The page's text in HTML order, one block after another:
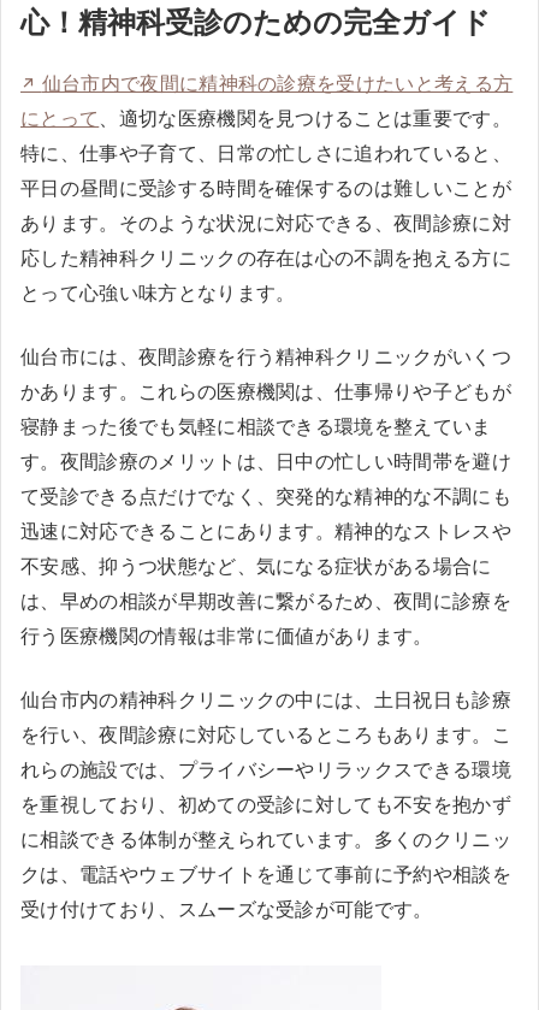
心！精神科受診のための完全ガイド
仙台市内で夜間に精神科の診療を受けたいと考える方
にとって 、適切な医療機関を見つけることは重要です。
特に、仕事や子育て、日常の忙しさに追われていると、
平日の昼間に受診する時間を確保するのは難しいことが
あります。そのような状況に対応できる、夜間診療に対
応した精神科クリニックの存在は心の不調を抱える方に
とって心強い味方となります。
仙台市には、夜間診療を行う精神科クリニックがいくつ
かあります。これらの医療機関は、仕事帰りや子どもが
寝静まった後でも気軽に相談できる環境を整えていま
す。夜間診療のメリットは、日中の忙しい時間帯を避け
て受診できる点だけでなく、突発的な精神的な不調にも
迅速に対応できることにあります。精神的なストレスや
不安感、抑うつ状態など、気になる症状がある場合に
は、早めの相談が早期改善に繋がるため、夜間に診療を
行う医療機関の情報は非常に価値があります。
仙台市内の精神科クリニックの中には、土日祝日も診療
を行い、夜間診療に対応しているところもあります。こ
れらの施設では、プライバシーやリラックスできる環境
を重視しており、初めての受診に対しても不安を抱かず
に相談できる体制が整えられています。多くのクリニッ
クは、電話やウェブサイトを通じて事前に予約や相談を
受け付けており、スムーズな受診が可能です。